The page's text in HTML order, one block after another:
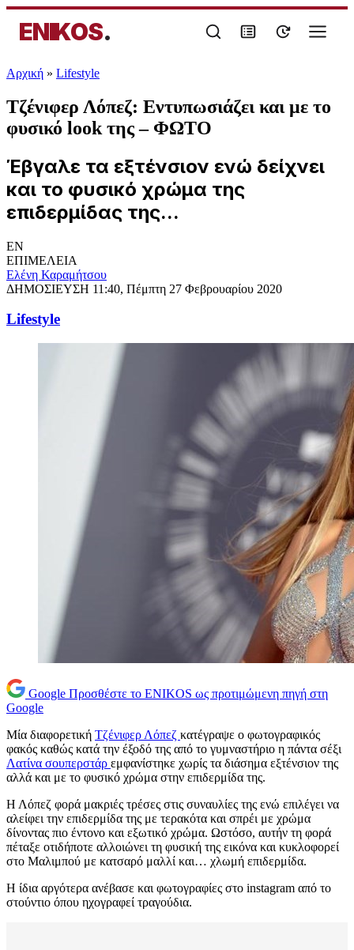
ENIKOS.
Αρχική » Lifestyle
Τζένιφερ Λόπεζ: Εντυπωσιάζει και με το
φυσικό look της – ΦΩΤΟ
Έβγαλε τα εξτένσιον ενώ δείχνει
και το φυσικό χρώμα της
επιδερμίδας της...
EN
ΕΠΙΜΕΛΕΙΑ
Ελένη Καραμήτσου
ΔΗΜΟΣΙΕΥΣΗ 11:40, Πέμπτη 27 Φεβρουαρίου 2020
Lifestyle
Google Προσθέστε το ENIKOS ως προτιμώμενη πηγή στη
Google
Μία διαφορετική Τζένιφερ Λόπεζ κατέγραψε ο φωτογραφικός
φακός καθώς κατά την έξοδό της από το γυμναστήριο η πάντα σέξι
Λατίνα σουπερστάρ εμφανίστηκε χωρίς τα διάσημα εξτένσιον της
αλλά και με το φυσικό χρώμα στην επιδερμίδα της.
Η Λόπεζ φορά μακριές τρέσες στις συναυλίες της ενώ επιλέγει να
αλείφει την επιδερμίδα της με τερακότα και σπρέι με χρώμα
δίνοντας πιο έντονο και εξωτικό χρώμα. Ωστόσο, αυτήν τη φορά
πέταξε οτιδήποτε αλλοιώνει τη φυσική της εικόνα και κυκλοφορεί
στο Μαλιμπού με κατσαρό μαλλί και… χλωμή επιδερμίδα.
Η ίδια αργότερα ανέβασε και φωτογραφίες στο instagram από το
στούντιο όπου ηχογραφεί τραγούδια.